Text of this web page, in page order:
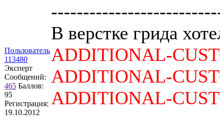
Пользователь
113480
Эксперт
Сообщений:
465 Баллов:
95
Регистрация:
19.10.2012
В верстке грида
ADDITIONAL-
ADDITIONAL-
ADDITIONAL-